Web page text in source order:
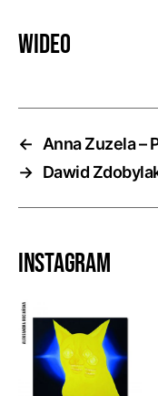
Wideo
←
Anna Zuzela –
→ Dawid
Instagram